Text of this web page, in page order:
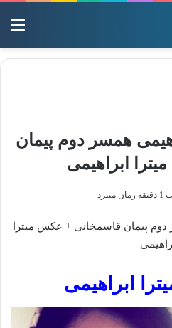
همسر دوم پیمان
ابراهیمی
پیمان قاسمخانی + عکس میترا
ابراهیمی